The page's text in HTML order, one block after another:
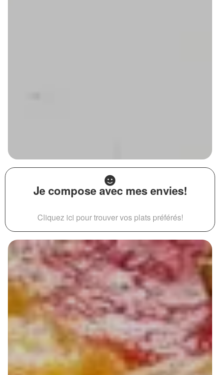
Je compose avec mes envies!
Cliquez ici pour trouver vos plats préférés!